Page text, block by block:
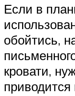
Если в
обойтись,
кровати,